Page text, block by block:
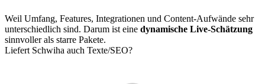
Weil Umfang, Features, Integrationen und Content-Aufwände sehr
unterschiedlich sind. Darum ist eine dynamische Live-Schätzung
sinnvoller als starre Pakete.
Liefert Schwiha auch Texte/SEO?